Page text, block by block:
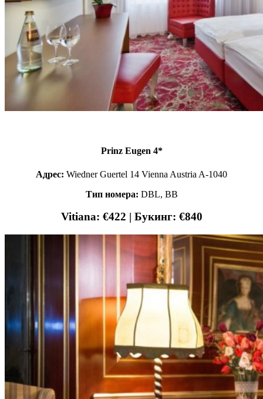
Prinz Eugen 4*
Адрес: Wiedner Guertel 14 Vienna Austria A-1040
Тип номера: DBL, BB
Vitiana: €422 | Букинг: €840